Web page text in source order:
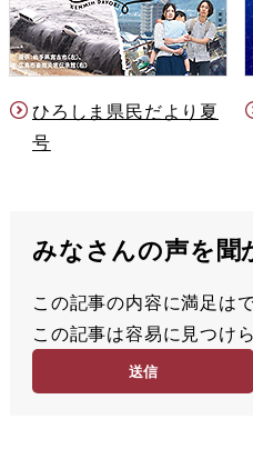
ひろしま県民だより夏
号
みなさんの声を聞
満
足
この記事の内容に満足は
容
度
この記事は容易に見つけ